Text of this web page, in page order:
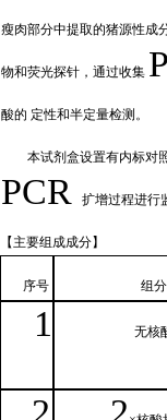
瘦肉部分中提取的猪源性成
物和荧光探针，通过收集
酸的 定性和半定量检测。
本试剂盒设置有内标对
PCR 扩增过程进行
【主要组 成成分】
序号 组
1 无核